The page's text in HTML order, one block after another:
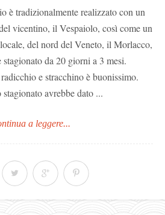
è tradizionalmente realizzato con un
vicentino, il Vespaiolo, così come un
del nord del Veneto, il Morlacco,
da 20 giorni a 3 mesi.
e stracchino è buonissimo.
avrebbe dato ...
a leggere...